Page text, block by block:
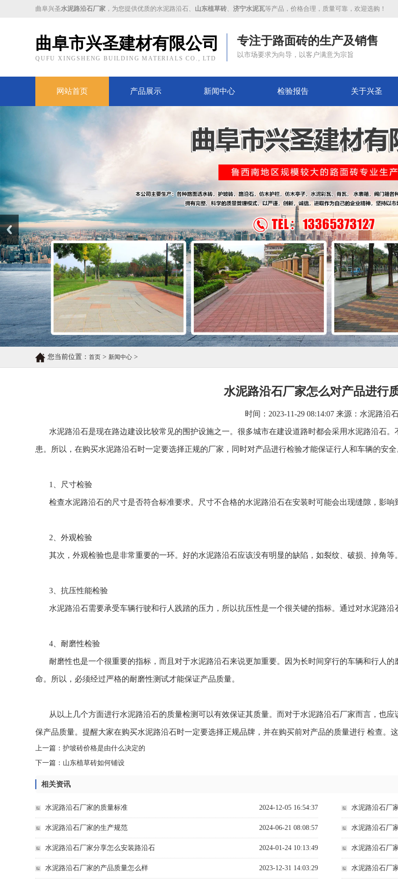
曲阜兴圣水泥路沿石厂家 ，为您提供优质的水泥路沿石、 山东植草砖、 济宁水泥瓦等产品，价格合理，质量可靠，欢迎选购！
曲阜市兴圣建材有限公司
QUFU XINGSHENG BUILDING MATERIALS CO., LTD
专注于路面砖的生产及销售
以市场要求为向导，以客户满意为宗旨
网站首页 产品展示 新闻中心 检验报告 关于兴圣
Prev
您当前位置： 首页 > 新闻中心 >
水泥路沿石厂家怎么对产品进行
时间：2023-11-29 08:14:07 来源：水泥路沿
水泥路沿石是现在路边建设比较常见的围护设施之一。很多城市在建设道路时都会采用水泥路沿石
患。所以，在购买水泥路沿石时一定要选择正规的厂家，同时对产品进行检验才能保证行人和车辆的安
1 、尺寸检验
检查水泥路沿石的尺寸是否符合标准要求。尺寸不合格的水泥路沿石在安装时可能会出现缝隙，影响
2 、外观检验
其次，外观检验也是非常重要的一环。好的水泥路沿石应该没有明显的缺陷，如裂纹、破损、掉角等
3 、抗压性能检验
水泥路沿石需要承受车辆行驶和行人践踏的压力，所以抗压性是一个很关键的指标。通过对水泥路沿
4 、耐磨性检验
耐磨性也是一个很重要的指标，而且对于水泥路沿石来说更加重要。因为长时间穿行的车辆和行人
命。所以，必须经过严格的耐磨性测试才能保证产品质量。
从以上几个方面进行水泥路沿石的质量检测可以有效保证其质量。而对于水泥路沿石厂家而言，也
保产品质量。提醒大家在购买水泥路沿石时一定要选择正规品牌，并在购买前对产品的质量进行 检查。
上一篇： 护坡砖价格是由什么决定的
下一篇： 山东植草砖如何铺设
相关资讯
2024-12-05 16:54:37
水泥路沿石厂家的质量标准 水泥路沿石厂
2024-06-21 08:08:57
水泥路沿石厂家的生产规范 水泥路沿石厂
2024-01-24 10:13:49
水泥路沿石厂家分享怎么安装路沿石 水泥路沿石厂
2023-12-31 14:03:29
水泥路沿石厂家的产品质量怎么样 水泥路沿石厂